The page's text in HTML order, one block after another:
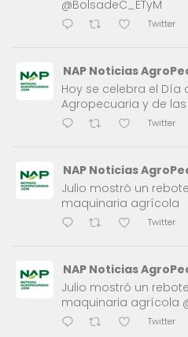
@BolsadeC_ETyM
Twitter
NAP Noticias
Hoy se celebra el Día
Agropecuaria y de
Twitter
NAP Noticias
Julio mostró un
maquinaria agrícola
Twitter
NAP Noticias
Julio mostró un
maquinaria agrícola
Twitter